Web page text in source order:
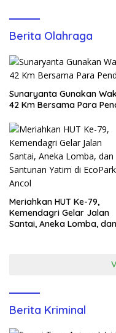
Berita Olahraga
Sunaryanta Gunakan
42 Km Bersama Para
Meriahkan HUT Ke-79,
Kemendagri Gelar Jalan
Santai, Aneka Lomba, dan
Berita Kriminal